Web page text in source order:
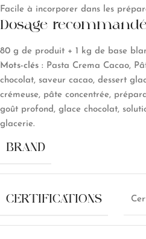
Facile à incorporer dans les
Dosage
80 g de produit + 1 kg de base
Mots-clés : Pasta Crema Cacao,
chocolat, saveur cacao, dessert
crémeuse, pâte concentrée,
goût profond, glace chocolat,
glacerie.
BRAND
CERTIFICATIONS